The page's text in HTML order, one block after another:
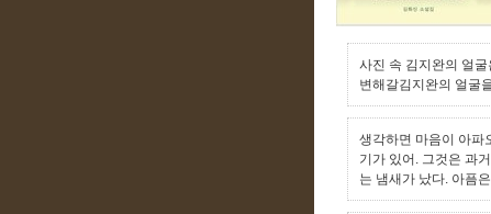
사진 속 김지완의 얼
변해갈김지완의 얼굴
생각하면 마음이 아파
기가 있어. 그것은 과
는 냄새가 났다. 아픔